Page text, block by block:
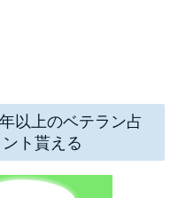
以上のベテラン占
ト貰える